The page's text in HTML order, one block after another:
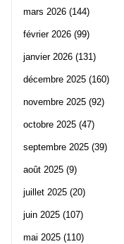
mars 2026 (144)
février 2026 (99)
janvier 2026 (131)
décembre 2025 (160)
novembre 2025 (92)
octobre 2025 (47)
septembre 2025 (39)
août 2025 (9)
juillet 2025 (20)
juin 2025 (107)
mai 2025 (110)